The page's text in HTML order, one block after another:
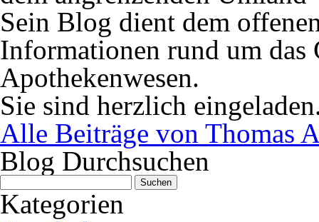
Sein Blog dient dem
Informationen rund um das
Apothekenwesen.
Sie sind herzlich
Alle Beiträge von Thomas
Blog Durchsuchen
Suchen
nach:
Kategorien